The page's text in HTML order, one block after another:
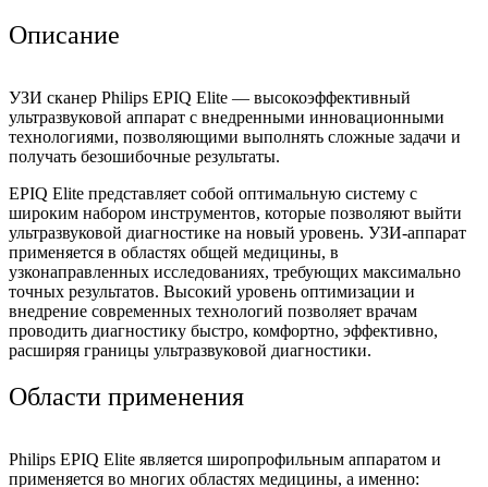
Описание
УЗИ сканер Philips EPIQ Elite — высокоэффективный
ультразвуковой аппарат с внедренными инновационными
технологиями, позволяющими выполнять сложные задачи и
получать безошибочные результаты.
EPIQ Elite представляет собой оптимальную систему с
широким набором инструментов, которые позволяют выйти
ультразвуковой диагностике на новый уровень. УЗИ-аппарат
применяется в областях общей медицины, в
узконаправленных исследованиях, требующих максимально
точных результатов. Высокий уровень оптимизации и
внедрение современных технологий позволяет врачам
проводить диагностику быстро, комфортно, эффективно,
расширяя границы ультразвуковой диагностики.
Области применения
Philips EPIQ Elite является широпрофильным аппаратом и
применяется во многих областях медицины, а именно: